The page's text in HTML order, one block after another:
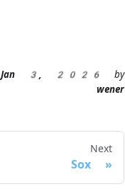
Jan 3, 2026
by
wener
Next
Sox